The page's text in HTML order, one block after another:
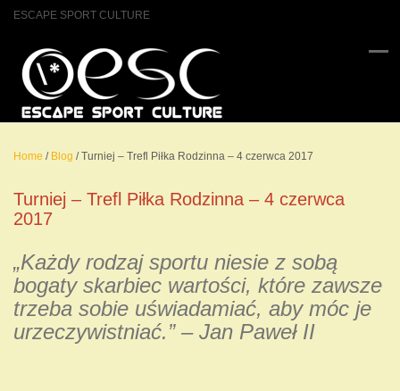
ESCAPE SPORT CULTURE
Home / Blog / Turniej – Trefl Piłka Rodzinna – 4 czerwca 2017
Turniej – Trefl Piłka Rodzinna – 4 czerwca
2017
„Każdy rodzaj sportu niesie z sobą
bogaty skarbiec wartości, które zawsze
trzeba sobie uświadamiać, aby móc je
urzeczywistniać.” – Jan Paweł II